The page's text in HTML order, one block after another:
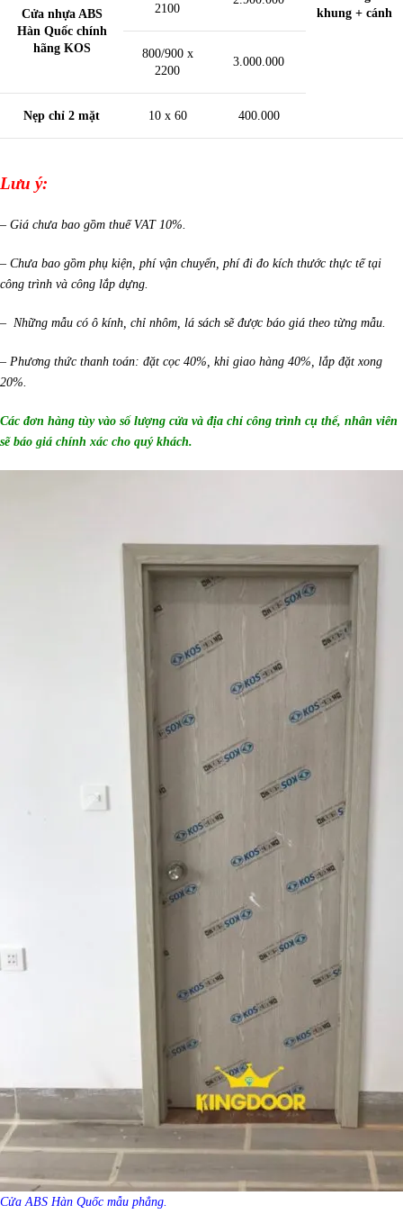
khung + cánh
Cửa nhựa ABS
Hàn Quốc chính
hãng KOS
2100
800/900 x
2200
3.000.000
Nẹp chỉ 2 mặt 10 x 60 400.000
Lưu ý:
– Giá chưa bao gồm thuế VAT 10%.
– Chưa bao gồm phụ kiện, phí vận chuyển, phí đi đo kích thước thực tế tại
công trình và công lắp dựng.
– Những mẫu có ô kính, chỉ nhôm, lá sách sẽ được báo giá theo từng mẫu.
– Phương thức thanh toán: đặt cọc 40%, khi giao hàng 40%, lắp đặt xong
20%.
Các đơn hàng tùy vào số lượng cửa và địa chỉ công trình cụ thể, nhân viên
sẽ báo giá chính xác cho quý khách.
Cửa ABS Hàn Quốc mẫu phẳng.